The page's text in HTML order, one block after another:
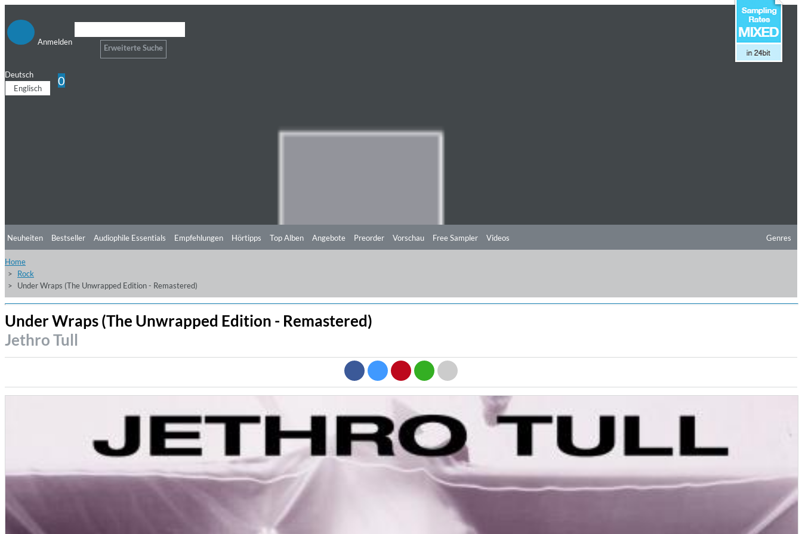
Anmelden
Erweiterte Suche
Deutsch
Englisch
0
Neuheiten Bestseller Audiophile Essentials Empfehlungen Hörtipps Top Alben Angebote Preorder Vorschau Free Sampler Videos Genres
Home
Rock
Under Wraps (The Unwrapped Edition - Remastered)
Under Wraps (The Unwrapped Edition - Remastered)
Jethro Tull